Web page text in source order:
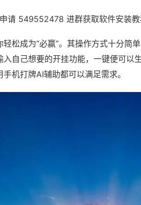
请 549552478 进群获取软件安装
松成为“必赢”。其操作方式十分简
入自己想要的开挂功能，一键便可以
机打牌AI辅助都可以满足需求。